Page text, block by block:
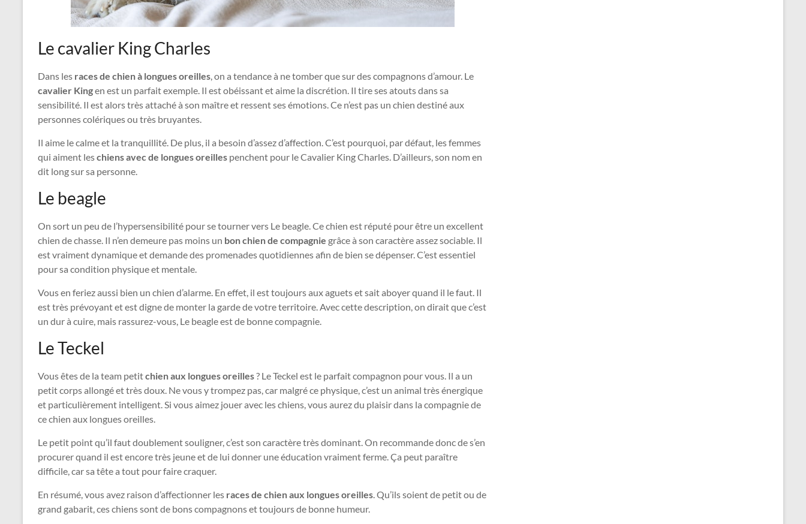
Le cavalier King Charles
Dans les races de chien à longues oreilles, on a tendance à ne tomber que sur des compagnons d’amour. Le
cavalier Kingen est un parfait exemple. Il est obéissant et aime la discrétion. Il tire ses atouts dans sa
sensibilité. Il est alors très attaché à son maître et ressent ses émotions. Ce n’est pas un chien destiné aux
personnes colériques ou très bruyantes.
Il aime le calme et la tranquillité. De plus, il a besoin d’assez d’affection. C’est pourquoi, par défaut, les femmes
qui aiment leschiens avec de longues oreilles penchent pour le Cavalier King Charles. D’ailleurs, son nom en
dit long sur sa personne.
Le beagle
On sort un peu de l’hypersensibilité pour se tourner vers Le beagle. Ce chien est réputé pour être un excellent
chien de chasse. Il n’en demeure pas moins un bon chien de compagnie grâce à son caractère assez sociable. Il
est vraiment dynamique et demande des promenades quotidiennes afin de bien se dépenser. C’est essentiel
pour sa condition physique et mentale.
Vous en feriez aussi bien un chien d’alarme. En effet, il est toujours aux aguets et sait aboyer quand il le faut. Il
est très prévoyant et est digne de monter la garde de votre territoire. Avec cette description, on dirait que c’est
un dur à cuire, mais rassurez-vous, Le beagle est de bonne compagnie.
Le Teckel
Vous êtes de la team petitchien aux longues oreilles? Le Teckel est le parfait compagnon pour vous. Il a un
petit corps allongé et très doux. Ne vous y trompez pas, car malgré ce physique, c’est un animal très énergique
et particulièrement intelligent. Si vous aimez jouer avec les chiens, vous aurez du plaisir dans la compagnie de
ce chien aux longues oreilles.
Le petit point qu’il faut doublement souligner, c’est son caractère très dominant. On recommande donc de s’en
procurer quand il est encore très jeune et de lui donner une éducation vraiment ferme. Ça peut paraître
difficile, car sa tête a tout pour faire craquer.
En résumé, vous avez raison d’affectionner les races de chien aux longues oreilles. Qu’ils soient de petit ou de
grand gabarit, ces chiens sont de bons compagnons et toujours de bonne humeur.